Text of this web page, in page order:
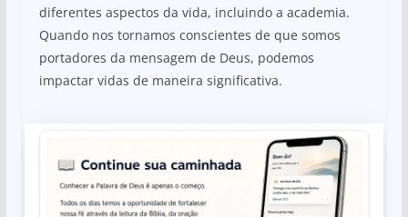
diferentes aspectos da vida, incluindo a academia.
Quando nos tornamos conscientes de que somos
portadores da mensagem de Deus, podemos
impactar vidas de maneira significativa.